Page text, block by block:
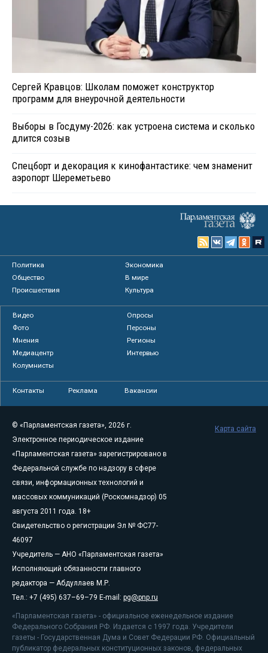
Сергей Кравцов: Школам поможет конструктор
программ для внеурочной деятельности
Выборы в Госдуму-2026: как устроена система и сколько
длится созыв
Спецборт и декорация к кинофантастике: чем знаменит
аэропорт Шереметьево
Политика
Экономика
Общество
В мире
Происшествия
Культура
Видео
Опросы
Фото
Персоны
Мнения
Регионы
Медиацентр
Интервью
Колумнисты
Контакты Реклама Вакансии
© «Парламентская газета», 2026 г.
Электронное периодическое издание
«Парламентская газета» зарегистрировано в
Федеральной службе по надзору в сфере
связи, информационных технологий и
массовых коммуникаций (Роскомнадзор) 05
августа 2011 года. 18+
Свидетельство о регистрации Эл № ФС77-
46097
Учредитель — АНО «Парламентская газета»
Исполняющий обязанности главного
редактора — Абдуллаев М.Р.
Тел.: +7 (495) 637–69–79 E-mail: pg@pnp.ru
«Парламентская газета» - официальное еженедельное издание
Федерального Собрания РФ. Издается с 1997 года. Учредители
газеты - Государственная Дума и Совет Федерации РФ. Официальный
публикатор федеральных конституционных законов, федеральных
Карта сайта